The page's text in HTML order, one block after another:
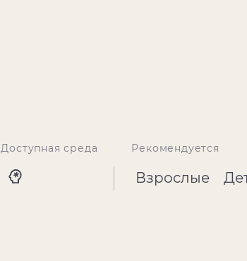
Доступная среда Рекомендуется
Взрослые